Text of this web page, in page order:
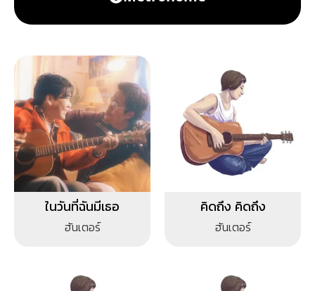
ในวันที่ฉันมีเธอ
ฮันเตอร์
คิดถึง คิดถึง
ฮันเตอร์